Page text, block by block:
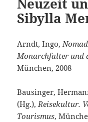
Neuzeit
Sibylla
Arndt, Ingo,
Monarchfalter und
München, 2008
Bausinger,
(Hg.),Reisekultur.
Tourismus,